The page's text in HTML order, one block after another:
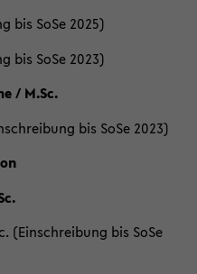
bis SoSe 2025)
bis SoSe 2023)
/ M.Sc.
bis SoSe 2023)
(Einschreibung bis SoSe